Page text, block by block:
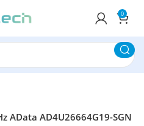
0
AData AD4U26664G19-SGN